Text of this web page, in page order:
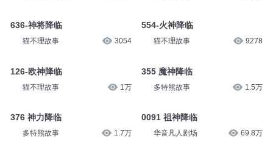
636-神将降临
猫不理故事 3054
126-欧神降临
猫不理故事 1万
376 神力降临
多特熊故事 1.7万
554-火神降临
猫不理故事 9278
355 魔神降临
多特熊故事 1.5万
0091 祖神降临
华音凡人剧场 69.8万